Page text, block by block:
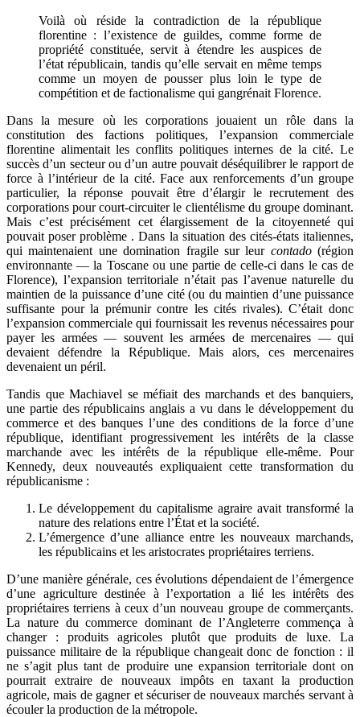
Voilà où réside la contradiction de la république
florentine : l’existence de guildes, comme forme de
propriété constituée, servit à étendre les auspices de
l’état républicain, tandis qu’elle servait en même temps
comme un moyen de pousser plus loin le type de
compétition et de factionalisme qui gangrénait Florence.
Dans la mesure où les corporations jouaient un rôle dans la
constitution des factions politiques, l’expansion commerciale
florentine alimentait les conflits politiques internes de la cité. Le
succès d’un secteur ou d’un autre pouvait déséquilibrer le rapport de
force à l’intérieur de la cité. Face aux renforcements d’un groupe
particulier, la réponse pouvait être d’élargir le recrutement des
corporations pour court-circuiter le clientélisme du groupe dominant.
Mais c’est précisément cet élargissement de la citoyenneté qui
pouvait poser problème . Dans la situation des cités-états italiennes,
qui maintenaient une domination fragile sur leur contado(région
environnante — la Toscane ou une partie de celle-ci dans le cas de
Florence), l’expansion territoriale n’était pas l’avenue naturelle du
maintien de la puissance d’une cité (ou du maintien d’une puissance
suffisante pour la prémunir contre les cités rivales). C’était donc
l’expansion commerciale qui fournissait les revenus nécessaires pour
payer les armées — souvent les armées de mercenaires — qui
devaient défendre la République. Mais alors, ces mercenaires
devenaient un péril.
Tandis que Machiavel se méfiait des marchands et des banquiers,
une partie des républicains anglais a vu dans le développement du
commerce et des banques l’une des conditions de la force d’une
république, identifiant progressivement les intérêts de la classe
marchande avec les intérêts de la république elle-même. Pour
Kennedy, deux nouveautés expliquaient cette transformation du
républicanisme :
Le développement du capitalisme agraire avait transformé la
nature des relations entre l’État et la société.
L’émergence d’une alliance entre les nouveaux marchands,
les républicains et les aristocrates propriétaires terriens.
D’une manière générale, ces évolutions dépendaient de l’émergence
d’une agriculture destinée à l’exportation a lié les intérêts des
propriétaires terriens à ceux d’un nouveau groupe de commerçants.
La nature du commerce dominant de l’Angleterre commença à
changer : produits agricoles plutôt que produits de luxe. La
puissance militaire de la république changeait donc de fonction : il
ne s’agit plus tant de produire une expansion territoriale dont on
pourrait extraire de nouveaux impôts en taxant la production
agricole, mais de gagner et sécuriser de nouveaux marchés servant à
écouler la production de la métropole.